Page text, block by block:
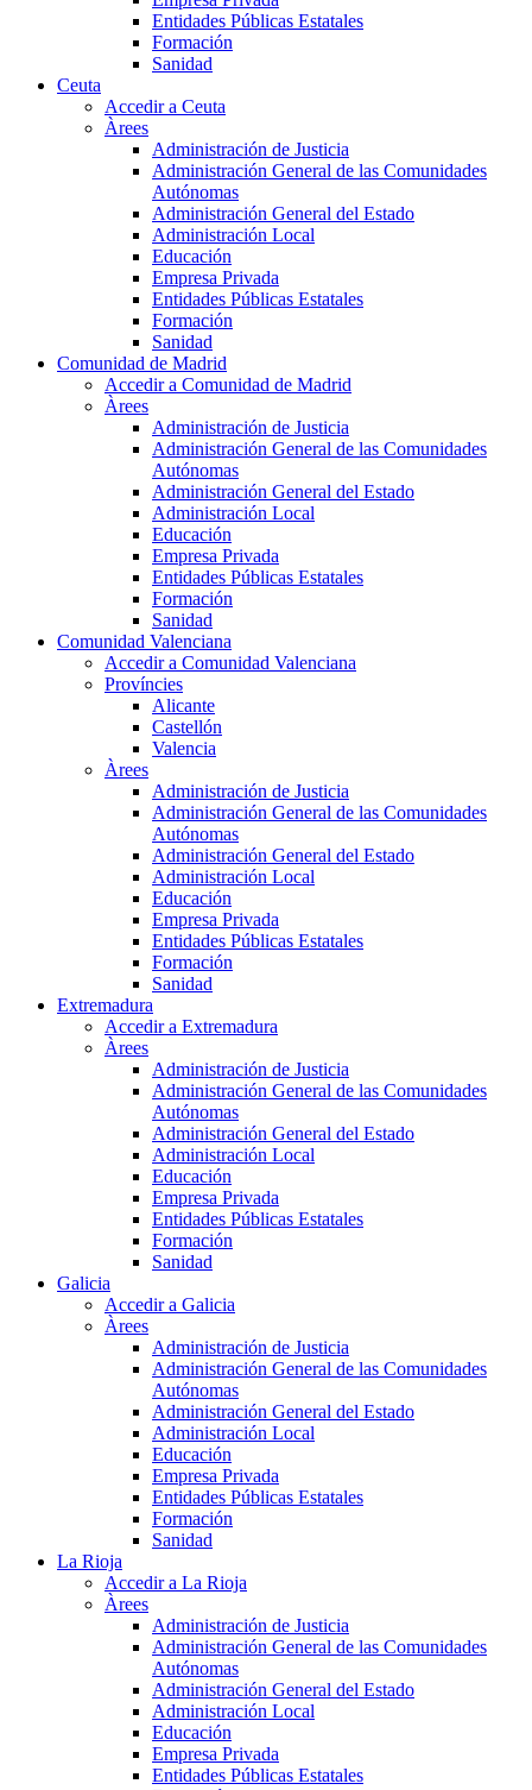
Entidades Públicas Estatales
Formación
Sanidad
Ceuta
Accedir a Ceuta
Àrees
Administración de Justicia
Administración General de las Comunidades
Autónomas
Administración General del Estado
Administración Local
Educación
Empresa Privada
Entidades Públicas Estatales
Formación
Sanidad
Comunidad de Madrid
Accedir a Comunidad de Madrid
Àrees
Administración de Justicia
Administración General de las Comunidades
Autónomas
Administración General del Estado
Administración Local
Educación
Empresa Privada
Entidades Públicas Estatales
Formación
Sanidad
Comunidad Valenciana
Accedir a Comunidad Valenciana
Províncies
Alicante
Castellón
Valencia
Àrees
Administración de Justicia
Administración General de las Comunidades
Autónomas
Administración General del Estado
Administración Local
Educación
Empresa Privada
Entidades Públicas Estatales
Formación
Sanidad
Extremadura
Accedir a Extremadura
Àrees
Administración de Justicia
Administración General de las Comunidades
Autónomas
Administración General del Estado
Administración Local
Educación
Empresa Privada
Entidades Públicas Estatales
Formación
Sanidad
Galicia
Accedir a Galicia
Àrees
Administración de Justicia
Administración General de las Comunidades
Autónomas
Administración General del Estado
Administración Local
Educación
Empresa Privada
Entidades Públicas Estatales
Formación
Sanidad
La Rioja
Accedir a La Rioja
Àrees
Administración de Justicia
Administración General de las Comunidades
Autónomas
Administración General del Estado
Administración Local
Educación
Empresa Privada
Entidades Públicas Estatales